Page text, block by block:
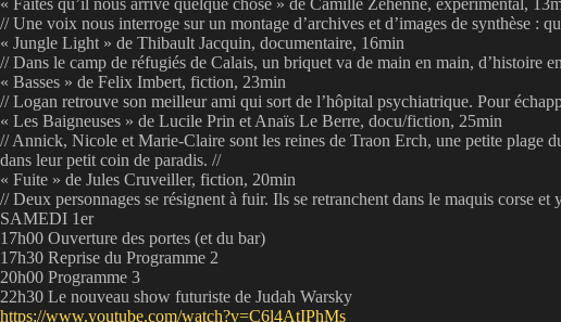
« Faites qu’il nous arrive quelque chose » de Camille Zehenne, expérimental,
// Une voix nous interroge sur un montage d’archives et d’images de synthèse :
« Jungle Light » de Thibault Jacquin, documentaire, 16min
// Dans le camp de réfugiés de Calais, un briquet va de main en main, d’histoire
« Basses » de Felix Imbert, fiction, 23min
// Logan retrouve son meilleur ami qui sort de l’hôpital psychiatrique. Pour
« Les Baigneuses » de Lucile Prin et Anaïs Le Berre, docu/fiction, 25min
// Annick, Nicole et Marie-Claire sont les reines de Traon Erch, une petite plage
dans leur petit coin de paradis. //
« Fuite » de Jules Cruveiller, fiction, 20min
// Deux personnages se résignent à fuir. Ils se retranchent dans le maquis corse
SAMEDI 1er
17h00 Ouverture des portes (et du bar)
17h30 Reprise du Programme 2
20h00 Programme 3
22h30 Le nouveau show futuriste de Judah Warsky
https://www.youtube.com/watch?v=C6l4AtIPhMs